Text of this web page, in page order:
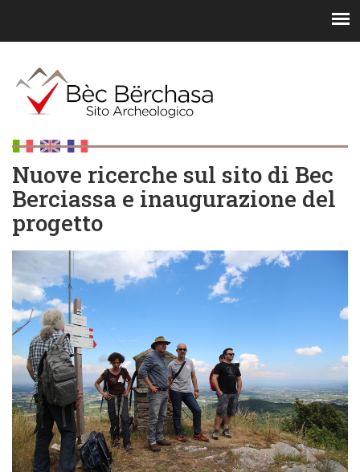
Nuove ricerche sul sito di Bec
Berciassa e inaugurazione del
progetto